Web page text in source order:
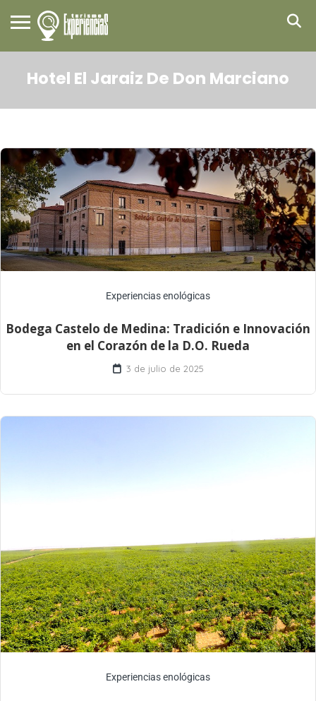
Hotel El Jaraiz De Don Marciano
Experiencias enológicas
Bodega Castelo de Medina: Tradición e Innovación
en el Corazón de la D.O. Rueda
3 de julio de 2025
Experiencias enológicas